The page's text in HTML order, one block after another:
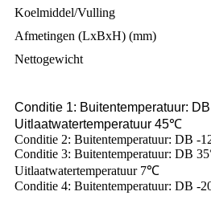
Koelmiddel/Vulling
Afmetingen (LxBxH) (mm)
Nettogewicht
Conditie 1: Buitentemperatuur: DB
Uitlaatwatertemperatuur 45℃
Conditie 2: Buitentemperatuur: DB -
Conditie 3: Buitentemperatuur: DB
Uitlaatwatertemperatuur 7℃
Conditie 4: Buitentemperatuur: DB -